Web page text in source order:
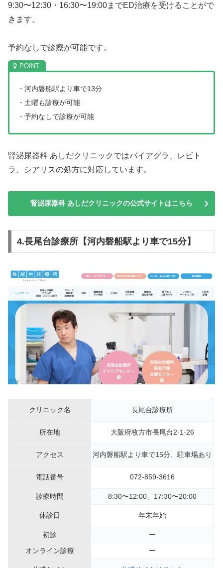
9:30〜12:30・16:30〜19:00までED治療を受けることがで
きます。
予約なしで診療が可能です。
・河内磐船駅より車で13分
・土曜も診療が可能
・予約なしで診療が可能
腎泌尿器科 あしだクリニックではバイアグラ、レビト
ラ、シアリスの処方に対応しています。
腎泌尿器科 あしだクリニックの公式サイトはこちら
4.長尾台診療所【河内磐船駅より車で15分】
クリニック名 長尾台診療所
所在地 大阪府枚方市長尾台2-1-26
アクセス 河内磐船駅より車で15分、駐車場あり
電話番号 072-859-3616
診療時間 8:30〜12:00、17:30〜20:00
休診日 年末年始
初診
ー
オンライン診療
ー